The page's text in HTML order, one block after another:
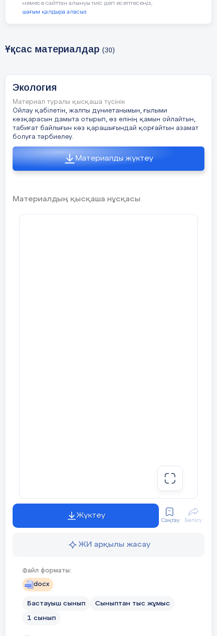
немесе сайттан алынуы тиіс деп есептесеңіз,
шағым қалдыра аласыз
Ұқсас материалдар (30)
Экология
Материал туралы қысқаша түсінік
Ойлау қабілетін, жалпы дүниетанымын, ғылыми
көзқарасын дамыта отырып, өз елінің қамын ойлайтын,
табиғат байлығын көз қарашығындай қорғайтын азамат
болуға тәрбиелеу.
Материалды жүктеу
Материалдың қысқаша нұсқасы
Жүктеу
Сақтау Бөлісу
ЖИ арқылы жасау
Файл форматы:
docx
Бастауыш сынып Сыныптан тыс жұмыс
1 сынып